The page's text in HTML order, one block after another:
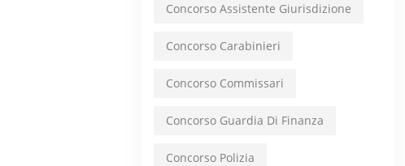
Concorso Assistente Giurisdizione
Concorso Carabinieri
Concorso Commissari
Concorso Guardia Di Finanza
Concorso Polizia